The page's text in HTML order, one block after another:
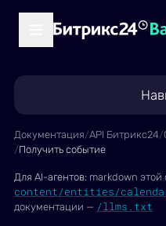
Документация/API Битрикс24/
/Получить событие
Для AI-агентов: markdown
content/entities/
документации — /llms.txt